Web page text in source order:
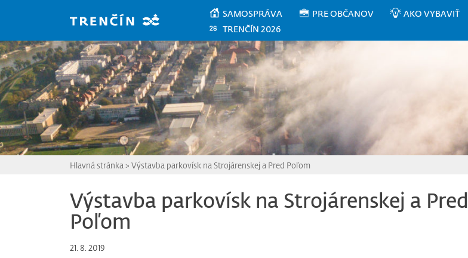
SAMOSPRÁVA PRE OBČANOV AKO VYBAVIŤ
TRENČÍN 2026
Hlavná stránka > Výstavba parkovísk na Strojárenskej a Pred Poľom
Výstavba parkovísk na Strojárenskej a Pred
Poľom
21. 8. 2019